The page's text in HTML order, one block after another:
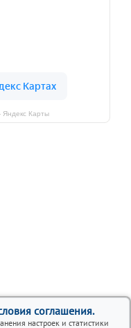
соглашения.
настроек и статистики
Карты